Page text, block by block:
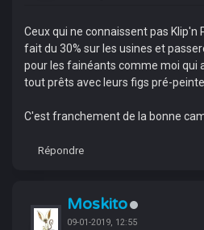
Ceux qui ne connaissent pas Klip'n
fait du 30% sur les usines et
pour les fainéants comme moi qui
tout prêts avec leurs figs pré-peintes
C'est franchement de la bonne
Répondre
Moskito
09-01-2019, 12:55